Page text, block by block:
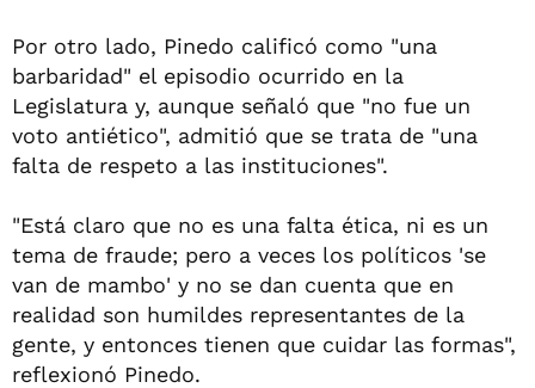
Por otro lado, Pinedo calificó como "una
barbaridad" el episodio ocurrido en la
Legislatura y, aunque señaló que "no fue un
voto antiético", admitió que se trata de "una
falta de respeto a las instituciones".
"Está claro que no es una falta ética, ni es un
tema de fraude; pero a veces los políticos 'se
van de mambo' y no se dan cuenta que en
realidad son humildes representantes de la
gente, y entonces tienen que cuidar las formas",
reflexionó Pinedo.